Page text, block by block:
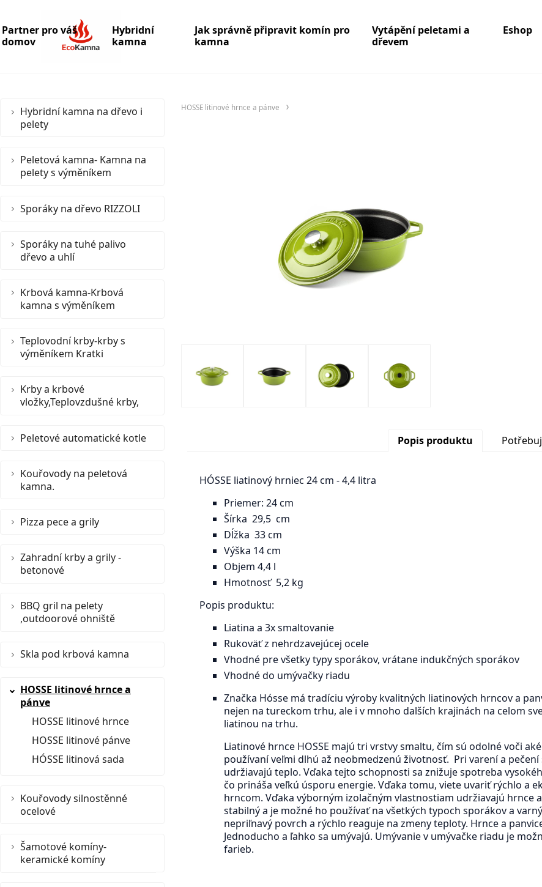
Partner pro váš
domov
Hybridní
kamna
Jak správně připravit komín pro
kamna
Vytápění peletami a
dřevem
Eshop
Hybridní kamna na dřevo i
pelety
Peletová kamna- Kamna na
pelety s výměníkem
Sporáky na dřevo RIZZOLI
Sporáky na tuhé palivo
dřevo a uhlí
Krbová kamna-Krbová
kamna s výměníkem
Teplovodní krby-krby s
výměníkem Kratki
Krby a krbové
vložky,Teplovzdušné krby,
Peletové automatické kotle
Kouřovody na peletová
kamna.
Pizza pece a grily
Zahradní krby a grily -
betonové
BBQ gril na pelety
,outdoorové ohniště
Skla pod krbová kamna
HOSSE litinové hrnce a
pánve
HOSSE litinové hrnce
HOSSE litinové pánve
HÓSSE litinová sada
Kouřovody silnostěnné
ocelové
Šamotové komíny-
keramické komíny
HOSSE litinové hrnce a pánve
Popis produktu
HÓSSE liatinový hrniec 24 cm - 4,4 litra
Priemer: 24 cm
Šírka 29,5 cm
Dĺžka 33 cm
Výška 14 cm
Objem 4,4 l
Hmotnosť 5,2 kg
Popis produktu:
Liatina a 3x smaltovanie
Rukoväť z nehrdzavejúcej ocele
Vhodné pre všetky typy sporákov, vrátane indukčných sporákov
Vhodné do umývačky riadu
Značka Hósse má tradíciu výroby kvalitných liatinových hrncov a
nejen na tureckom trhu, ale i v mnoho dalších krajinách na celom
liatinou na trhu.
Liatinové hrnce HOSSE majú tri vrstvy smaltu, čím sú odolné voči
používaní veľmi dlhú až neobmedzenú životnosť. Pri varení a
udržiavajú teplo. Vďaka tejto schopnosti sa znižuje spotreba
čo prináša veľkú úsporu energie. Vďaka tomu, viete uvariť rýchlo a
hrncom. Vďaka výborným izolačným vlastnostiam udržiavajú hrnce
stabilný a je možné ho používať na všetkých typoch sporákov a
nepriľnavý povrch a rýchlo reaguje na zmeny teploty. Hrnce a
Jednoducho a ľahko sa umývajú. Umývanie v umývačke riadu je
farieb.